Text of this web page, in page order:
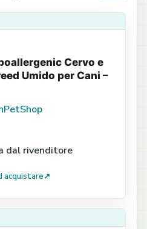
Cervo e
Umido per Cani –
dal rivenditore
acquistare↗